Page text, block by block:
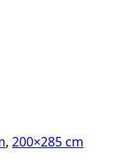
, 200×285 cm